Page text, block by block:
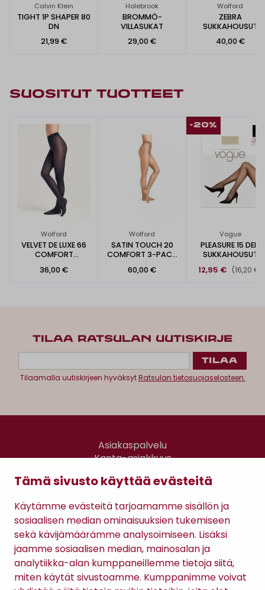
Tämä sivusto käyttää evästeitä
Käytämme evästeitä tarjoamamme sisällön ja
sosiaalisen median ominaisuuksien tukemiseen
sekä kävijämäärämme analysoimiseen. Lisäksi
jaamme sosiaalisen median, mainosalan ja
analytiikka-alan kumppaneillemme tietoja siitä,
miten käytät sivustoamme. Kumppanimme voivat
Calvin Klein
TIGHT 1P SHAPER 80
DN
21,99 €
Holebrook
BROMMÖ-
VILLASUKAT
29,00 €
Wolford
ZEBRA
SUKKAHOUSUT
40,00 €
SUOSITUT TUOTTEET
Wolford
VELVET DE LUXE 66
COMFORT
36,00 €
Wolford
SATIN TOUCH 20
COMFORT 3-PACK
60,00 €
-20%
Vogue
PLEASURE 15 DEN
SUKKAHOUSUT
12,95 €
(16,20 €)
TILAA RATSULAN UUTISKIRJE
Tilaamalla uutiskirjeen hyväksytRatsulan tietosuojaselosteen.
Asiakaspalvelu
Kanta-asiakkuus
Gomee Ratsula Café
Sopimusehdot
Tietosuojaseloste
Maksutavat